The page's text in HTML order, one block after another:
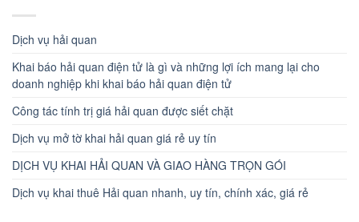
Dịch vụ hải quan
Khai báo hải quan điện tử là gì và những lợi ích mang lại cho
doanh nghiệp khi khai báo hải quan điện tử
Công tác tính trị giá hải quan được siết chặt
Dịch vụ mở tờ khai hải quan giá rẻ uy tín
DỊCH VỤ KHAI HẢI QUAN VÀ GIAO HÀNG TRỌN GÓI
Dịch vụ khai thuê Hải quan nhanh, uy tín, chính xác, giá rẻ